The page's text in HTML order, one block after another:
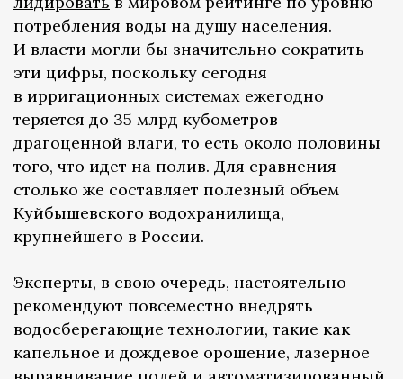
потребления воды на душу населения.
И власти могли бы значительно сократить
эти цифры, поскольку сегодня
в ирригационных системах ежегодно
теряется до 35 млрд кубометров
драгоценной влаги, то есть около половины
того, что идет на полив. Для сравнения —
столько же составляет полезный объем
Куйбышевского водохранилища,
крупнейшего в России.
Эксперты, в свою очередь, настоятельно
рекомендуют повсеместно внедрять
водосберегающие технологии, такие как
капельное и дождевое орошение, лазерное